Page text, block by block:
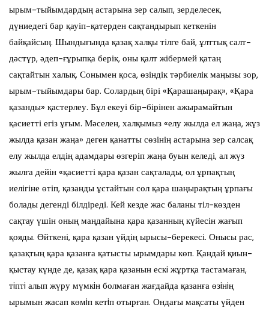
ырым-тыйымдардың астарына зер салып, зерделесек,
дүниедегі бар қауіп-қатерден сақтандырып кеткенін
байқайсың. Шындығында қазақ халқы тілге бай, ұлттық салт-
дәстүр, әдеп-ғұрыпқа берік, оны қалт жібермей қатаң
сақтайтын халық. Сонымен қоса, өзіндік тәрбиелік маңызы зор,
ырым-тыйымдары бар. Солардың бірі «Қарашаңырақ», «Қара
қазанды» қастерлеу. Бұл екеуі бір-бірінен ажырамайтын
қасиетті егіз ұғым. Мәселен, халқымыз «елу жылда ел жаңа, жүз
жылда қазан жаңа» деген қанатты сөзінің астарына зер салсақ
елу жылда елдің адамдары өзгеріп жаңа буын келеді, ал жүз
жылға дейін «қасиетті қара қазан сақталады, ол ұрпақтың
иелігіне өтіп, қазанды ұстайтын сол қара шаңырақтың ұрпағы
болады дегенді білдіреді. Кей кезде жас баланы тіл-көзден
сақтау үшін оның маңдайына қара қазанның күйесін жағып
қояды. Өйткені, қара қазан үйдің ырысы-берекесі. Онысы рас,
қазақтың қара қазанға қатысты ырымдары көп. Қандай қиын-
қыстау күнде де, қазақ қара қазанын ескi жұртқа тастамаған,
тiптi алып жүру мүмкiн болмаған жағдайда қазанға өзiнiң
ырымын жасап көмiп кетiп отырған. Ондағы мақсаты үйден